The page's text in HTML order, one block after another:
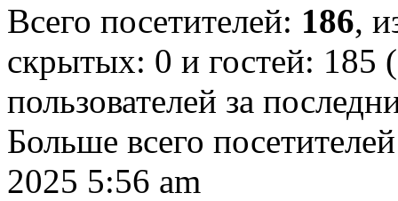
Всего посетителей: 186,
скрытых: 0 и гостей: 185
пользователей за
Больше всего
2025 5:56 am